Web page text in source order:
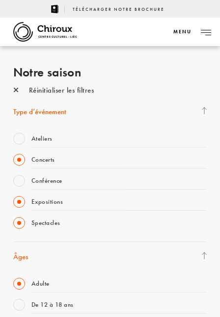
TÉLÉCHARGER NOTRE BROCHURE
CENTRE CULTUREL - LIÈGE
MENU
Notre saison
Réinitialiser les filtres
Type d’événement
Ateliers
Concerts
Conférence
Expositions
Spectacles
Âges
Adulte
De 12 à 18 ans